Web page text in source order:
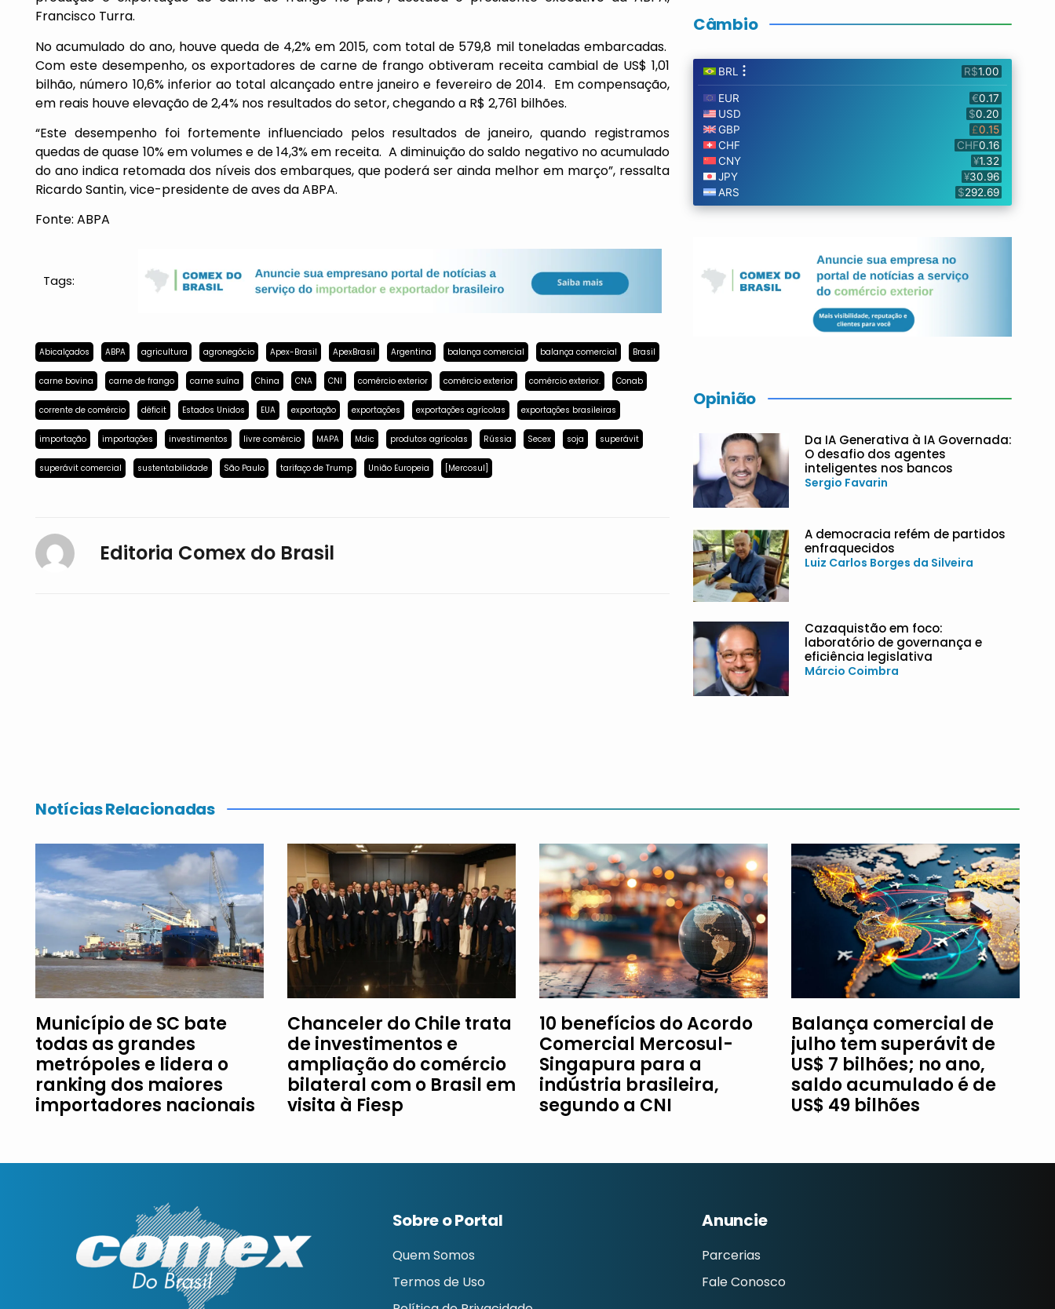
Francisco Turra.
No acumulado do ano, houve queda de 4,2% em 2015, com total de 579,8 mil toneladas embarcadas.
Com este desempenho, os exportadores de carne de frango obtiveram receita cambial de US$ 1,01
bilhão, número 10,6% inferior ao total alcançado entre janeiro e fevereiro de 2014. Em compensação,
em reais houve elevação de 2,4% nos resultados do setor, chegando a R$ 2,761 bilhões.
“Este desempenho foi fortemente influenciado pelos resultados de janeiro, quando registramos
quedas de quase 10% em volumes e de 14,3% em receita. A diminuição do saldo negativo no acumulado
do ano indica retomada dos níveis dos embarques, que poderá ser ainda melhor em março”, ressalta
Ricardo Santin, vice-presidente de aves da ABPA.
Fonte: ABPA
Tags:
Abicalçados ABPA agricultura agronegócio Apex-Brasil ApexBrasil Argentina balança comercial balança comercial Brasil
carne bovina carne de frango carne suína China CNA CNI comércio exterior comércio exterior comércio exterior. Conab
corrente de comércio déficit Estados Unidos EUA exportação exportações exportações agrícolas exportações brasileiras
importação importações investimentos livre comércio MAPA Mdic produtos agrícolas Rússia Secex soja superávit
superávit comercial sustentabilidade São Paulo tarifaço de Trump União Europeia [Mercosul]
Editoria Comex do Brasil
Câmbio
Opinião
Da IA Generativa à IA Governada:
O desafio dos agentes
inteligentes nos bancos
Sergio Favarin
A democracia refém de partidos
enfraquecidos
Luiz Carlos Borges da Silveira
Cazaquistão em foco:
laboratório de governança e
eficiência legislativa
Márcio Coimbra
Notícias Relacionadas
Município de SC bate
todas as grandes
metrópoles e lidera o
ranking dos maiores
importadores nacionais
Chanceler do Chile trata
de investimentos e
ampliação do comércio
bilateral com o Brasil em
visita à Fiesp
10 benefícios do Acordo
Comercial Mercosul-
Singapura para a
indústria brasileira,
segundo a CNI
Balança comercial de
julho tem superávit de
US$ 7 bilhões; no ano,
saldo acumulado é de
US$ 49 bilhões
Sobre o Portal
Quem Somos
Termos de Uso
Anuncie
Parcerias
Fale Conosco